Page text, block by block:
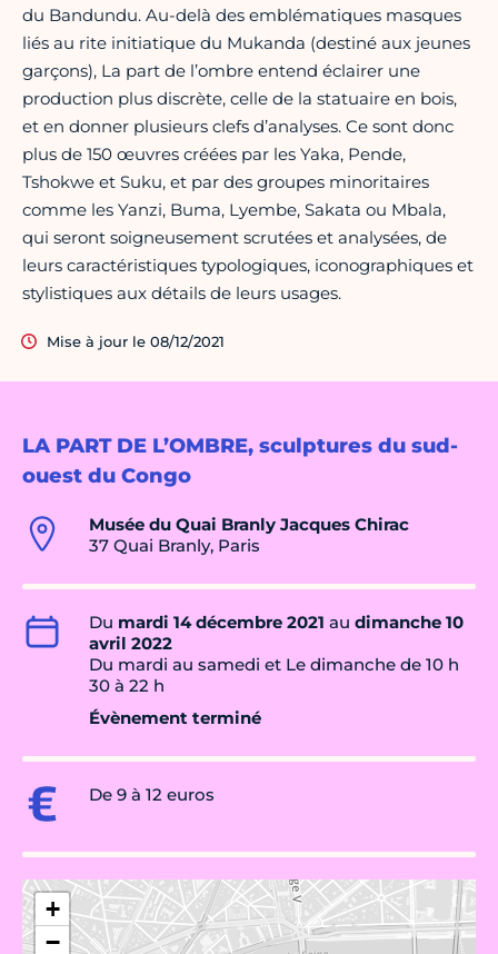
LA PART DE L’OMBRE, sculptures du sud-
ouest du Congo
Musée du Quai Branly Jacques Chirac
37 Quai Branly, Paris
Du mardi 14 décembre 2021 au dimanche 10
avril 2022
Du mardi au samedi et Le dimanche de 10 h
30 à 22 h
Évènement terminé
De 9 à 12 euros
+
−
du Bandundu. Au-delà des emblématiques masques
liés au rite initiatique du Mukanda (destiné aux jeunes
garçons), La part de l’ombre entend éclairer une
production plus discrète, celle de la statuaire en bois,
et en donner plusieurs clefs d’analyses. Ce sont donc
plus de 150 œuvres créées par les Yaka, Pende,
Tshokwe et Suku, et par des groupes minoritaires
comme les Yanzi, Buma, Lyembe, Sakata ou Mbala,
qui seront soigneusement scrutées et analysées, de
leurs caractéristiques typologiques, iconographiques et
stylistiques aux détails de leurs usages.
Mise à jour le 08/12/2021